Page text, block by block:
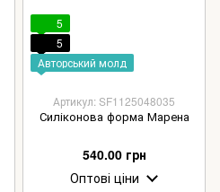
5
5
Авторський молд
Артикул: SF1125048035
Силіконова форма Марена
540.00 грн
Оптові ціни